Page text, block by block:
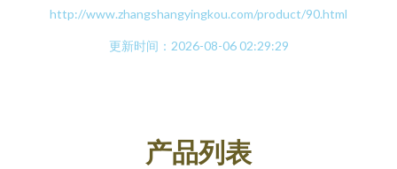
http://www.zhangshangyingkou.com/product/90.html
更新时间：2026-08-06 02:29:29
产品列表